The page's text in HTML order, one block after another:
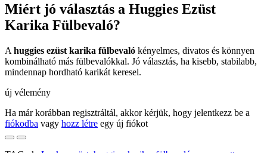
Miért jó választás a Huggies Ezüst
Karika Fülbevaló?
A huggies ezüst karika fülbevaló kényelmes, divatos és könnyen
kombinálható más fülbevalókkal. Jó választás, ha kisebb, stabilabb,
mindennap hordható karikát keresel.
új vélemény
Ha már korábban regisztráltál, akkor kérjük, hogy jelentkezz be a
fiókodba vagy hozz létre egy új fiókot